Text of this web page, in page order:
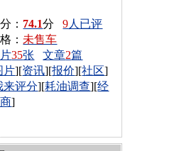
： 74.1分9人已评
： 未售车
35张 文章2篇
片][资讯][报价][社区]
来评分][耗油调查][经
]